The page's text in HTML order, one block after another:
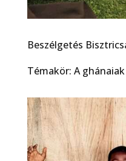
Beszélgetés
Témakör: A